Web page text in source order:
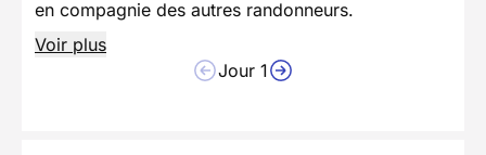
en compagnie des autres randonneurs.
Voir plus
Jour 1